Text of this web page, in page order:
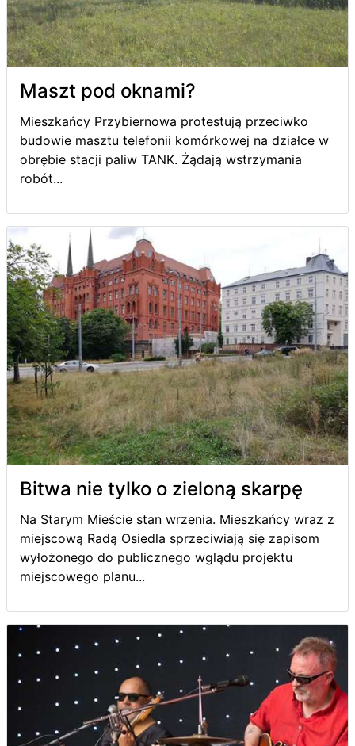
Maszt pod oknami?
Mieszkańcy Przybiernowa protestują przeciwko
budowie masztu telefonii komórkowej na działce w
obrębie stacji paliw TANK. Żądają wstrzymania
robót...
Bitwa nie tylko o zieloną skarpę
Na Starym Mieście stan wrzenia. Mieszkańcy wraz z
miejscową Radą Osiedla sprzeciwiają się zapisom
wyłożonego do publicznego wglądu projektu
miejscowego planu...